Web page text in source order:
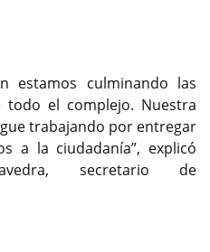
estamos culminando las
el complejo. Nuestra
trabajando por entregar
a la ciudadanía”, explicó
secretario de